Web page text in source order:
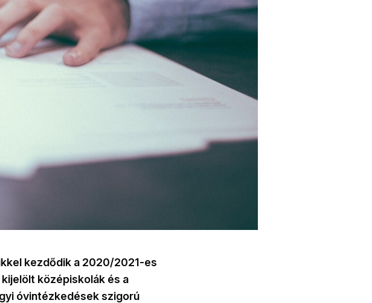
kezdődik a 2020/2021-es
középiskolák és a
óvintézkedések szigorú